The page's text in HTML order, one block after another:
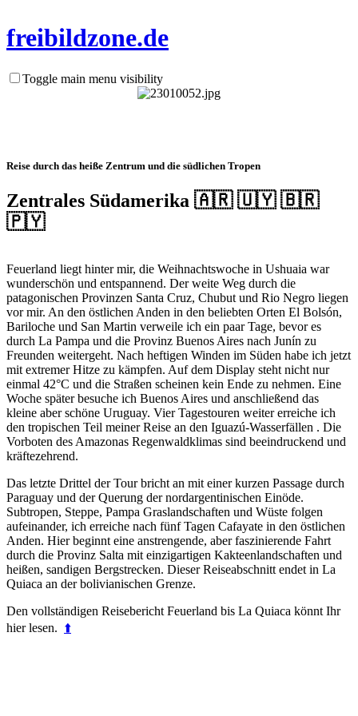
freibildzone.de
Toggle main menu visibility
Reise durch das heiße Zentrum und die südlichen Tropen
Zentrales Südamerika 🇦🇷 🇺🇾 🇧🇷
🇵🇾
Feuerland liegt hinter mir, die Weihnachtswoche in Ushuaia war
wunderschön und entspannend. Der weite Weg durch die
patagonischen Provinzen Santa Cruz, Chubut und Rio Negro liegen
vor mir. An den östlichen Anden in den beliebten Orten El Bolsón,
Bariloche und San Martin verweile ich ein paar Tage, bevor es
durch La Pampa und die Provinz Buenos Aires nach Junín zu
Freunden weitergeht. Nach heftigen Winden im Süden habe ich jetzt
mit extremer Hitze zu kämpfen. Auf dem Display steht nicht nur
einmal 42°C und die Straßen scheinen kein Ende zu nehmen. Eine
Woche später besuche ich Buenos Aires und anschließend das
kleine aber schöne Uruguay. Vier Tagestouren weiter erreiche ich
den tropischen Teil meiner Reise an den Iguazú-Wasserfällen . Die
Vorboten des Amazonas Regenwaldklimas sind beeindruckend und
kräftezehrend.
Das letzte Drittel der Tour bricht an mit einer kurzen Passage durch
Paraguay und der Querung der nordargentinischen Einöde.
Subtropen, Steppe, Pampa Graslandschaften und Wüste folgen
aufeinander, ich erreiche nach fünf Tagen Cafayate in den östlichen
Anden. Hier beginnt eine anstrengende, aber faszinierende Fahrt
durch die Provinz Salta mit einzigartigen Kakteenlandschaften und
heißen, sandigen Bergstrecken. Dieser Reiseabschnitt endet in La
Quiaca an der bolivianischen Grenze.
Den vollständigen Reisebericht Feuerland bis La Quiaca könnt Ihr
hier lesen. ⬆️